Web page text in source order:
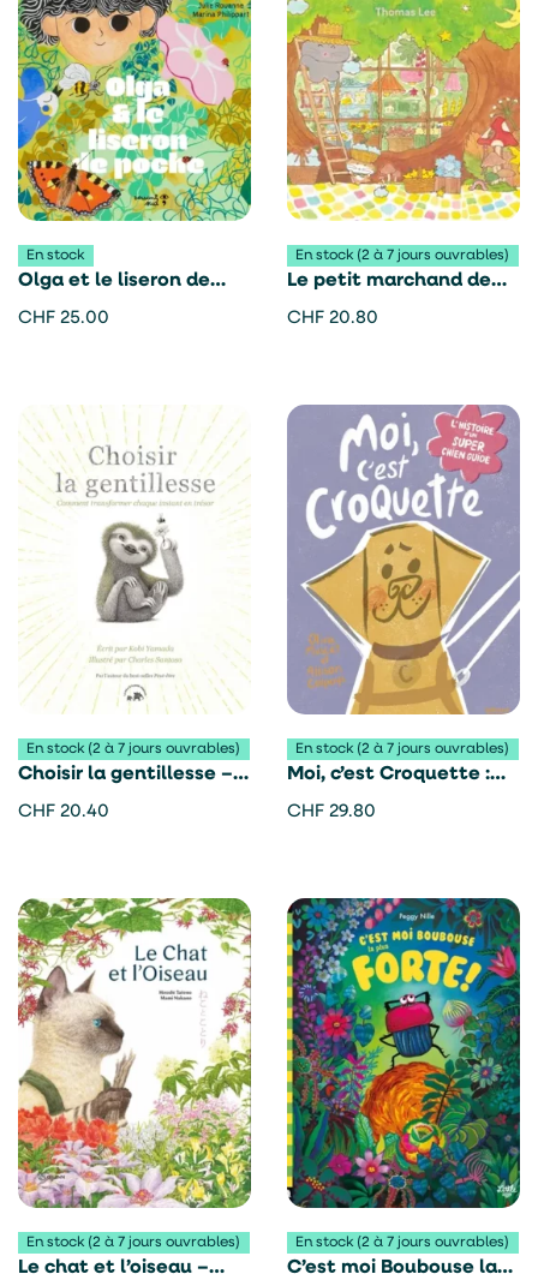
En stock
Olga et le liseron de
poche – Julie Rouanne
CHF 25.00
En stock (2 à 7 jours ouvrables)
Le petit marchand de
pluie et de beau temps
CHF 20.80
En stock (2 à 7 jours ouvrables)
Choisir la gentillesse –
Kobi Yamada
CHF 20.40
En stock (2 à 7 jours ouvrables)
Moi, c’est Croquette :
Histoire d’un super
CHF 29.80
En stock (2 à 7 jours ouvrables)
Le chat et l’oiseau –
En stock (2 à 7 jours ouvrables)
C’est moi Boubouse la